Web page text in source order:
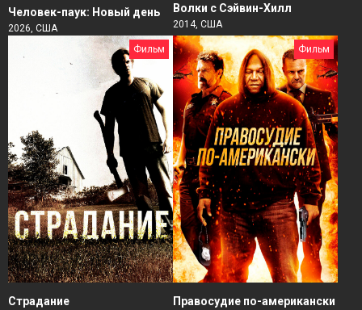
Человек-паук: Новый день
2026, США
Волки с Сэйвин-Хилл
2014, США
Фильм
Страдание
Фильм
Правосудие по-американски